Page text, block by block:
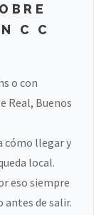
C C
o con
Real, Buenos
cómo llegar y
local.
eso siempre
de salir.